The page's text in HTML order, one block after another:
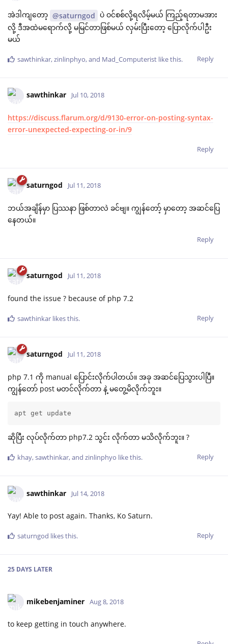
အဲဒါကျတော့ @saturngod ပဲ ဝင်စစ်လို့ရလိမ့်မယ် ကြည့်ရတာမအား
လို့ ဒီအထဲမရောက်လို့ မမြင်တာဖြစ်မယ် လှမ်းပြီးတော့ ပြောလိုက်ပါဦး
မယ်
Reply
sawthinkar,zinlinphyo, and Mad_Computerist like this.
sawthinkar Jul 10, 2018
https://discuss.flarum.org/d/9130-error-on-posting-syntax-
error-unexpected-expecting-or-in/9
Reply
saturngod Jul 11, 2018
ဘယ်အချိန်မှာ ပြဿနာ ဖြစ်တာလဲ ခင်ဗျ။ ကျွန်တော့် မှာတော့ အဆင်ပြေ
နေတယ်။
Reply
saturngod Jul 11, 2018
found the issue ? because of php 7.2
Reply
sawthinkar likes this.
saturngod Jul 11, 2018
php 7.1 ကို manual ပြောင်းလိုက်ပါတယ်။ အခု အဆင်ပြေသွားပါပြီ။
ကျွန်တော် post မတင်လိုက်တာ နဲ့ မတွေ့မိလိုက်ဘူး။
apt get update
ဆိုပြီး လုပ်လိုက်တာ php7.2 သွင်း လိုက်တာ မသိလိုက်ဘူး။ ?
Reply
khay,sawthinkar, and zinlinphyo like this.
sawthinkar Jul 14, 2018
Yay! Able to post again. Thanks, Ko Saturn.
Reply
saturngod likes this.
25 DAYS LATER
mikebenjaminer Aug 8, 2018
to keep getting in touch anywhere.